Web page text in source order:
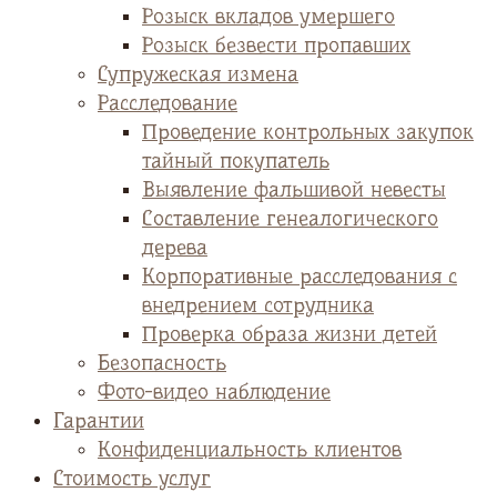
Розыск вкладов умершего
Розыск безвести пропавших
Супружеская измена
Расследование
Проведение контрольных закупок
тайный покупатель
Выявление фальшивой невесты
Cоставление генеалогического
дерева
Корпоративные расследования с
внедрением сотрудника
Проверка образа жизни детей
Безопасность
Фото-видео наблюдение
Гарантии
Конфиденциальность клиентов
Стоимость услуг